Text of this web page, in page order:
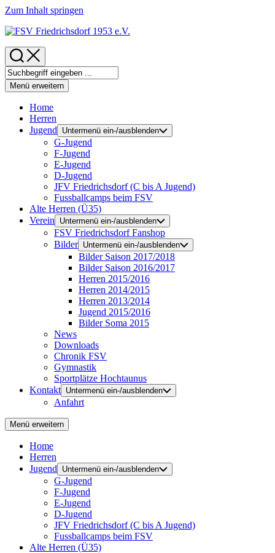
Zum Inhalt springen
Menü erweitern
Home
Herren
Jugend
Untermenü ein-/ausblenden
G-Jugend
F-Jugend
E-Jugend
D-Jugend
JFV Friedrichsdorf (C bis A Jugend)
Fussballcamps beim FSV
Alte Herren (Ü35)
Verein
Untermenü ein-/ausblenden
FSV Friedrichsdorf Fanshop
Bilder Untermenü ein-/ausblenden
Bilder Saison 2017/2018
Bilder Saison 2016/2017
Herren 2015/2016
Herren 2014/2015
Herren 2013/2014
Jugend 2015/2016
Bilder Soma 2015
News
Downloads
Chronik FSV
Gymnastik
Sportplätze Hochtaunus
Kontakt Untermenü ein-/ausblenden
Anfahrt
Menü erweitern
Home
Herren
Jugend
Untermenü ein-/ausblenden
G-Jugend
F-Jugend
E-Jugend
D-Jugend
JFV Friedrichsdorf (C bis A Jugend)
Fussballcamps beim FSV
Alte Herren (Ü35)